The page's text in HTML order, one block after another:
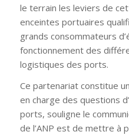
le terrain les leviers de
enceintes portuaires
grands consommateurs
fonctionnement des
logistiques des ports.
Ce partenariat constitue
en charge des questions
ports, souligne le
de l’ANP est de mettre à